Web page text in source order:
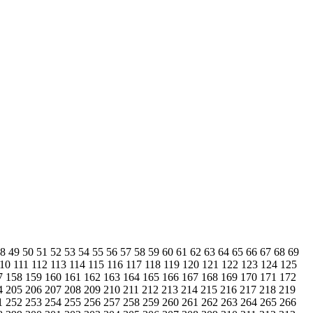
49 50 51 52 53 54 55 56 57 58 59 60 61 62 63 64 65 66 67 68 69
111 112 113 114 115 116 117 118 119 120 121 122 123 124 125
158 159 160 161 162 163 164 165 166 167 168 169 170 171 172
205 206 207 208 209 210 211 212 213 214 215 216 217 218 219
252 253 254 255 256 257 258 259 260 261 262 263 264 265 266